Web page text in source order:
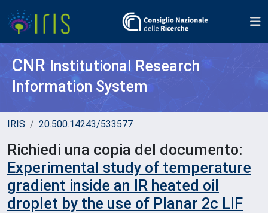
CNR Institutional Research
Information System
IRIS 20.500.14243/533577
Richiedi una copia del documento:
Experimental study of temperature
gradient inside an IR heated oil
droplet by the use of Planar 2c LIF